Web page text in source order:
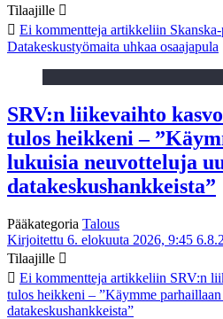
Tilaajille
Ei kommentteja artikkeliin
Datakeskustyömaita uhkaa osaajapula
SRV:n liikevaihto
tulos heikkeni –
lukuisia neuvotteluja
datakeskushankkeista”
Pääkategoria Talous
Kirjoitettu 6. elokuuta 2026, 9:45
Tilaajille
Ei kommentteja artikkeliin SRV:n
tulos heikkeni – ”Käymme
datakeskushankkeista”